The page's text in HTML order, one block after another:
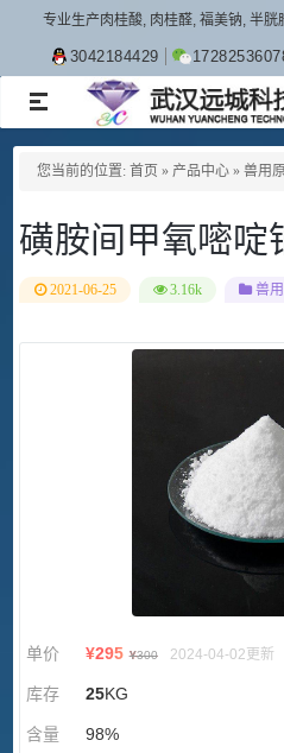
专业生产肉桂酸, 肉桂醛, 福美钠, 半
3042184429
TOGGLE
NAVIGATION
您当前的位置: 首页 » 产品中心 » 兽用
磺胺间甲氧嘧啶
2021-06-25 3.16k 兽
单价 ¥295 ¥300 2024-04-02更新
库存 25KG
含量 98%